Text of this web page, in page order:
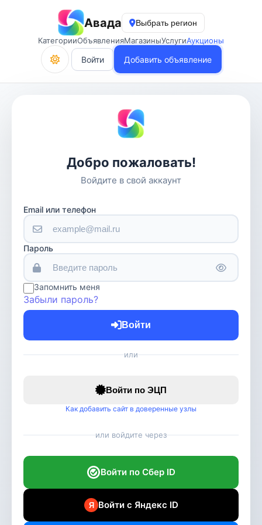
Авада
Выбрать регион
КатегорииОбъявленияМагазиныУслугиАукционы
Войти Добавить объявление
Добро пожаловать!
Войдите в свой аккаунт
Email или телефон
Пароль
Запомнить меня
Забыли пароль?
Войти
или
Войти по ЭЦП
Как добавить сайт в доверенные узлы
или войдите через
Войти по Сбер ID
Войти с Яндекс ID